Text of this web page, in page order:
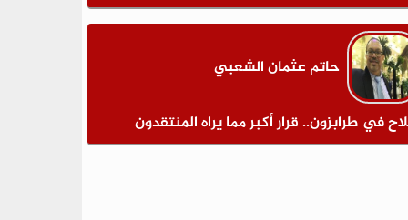
حاتم عثمان الشعبي
في طرابزون.. قرار أكبر مما يراه المنتقدون